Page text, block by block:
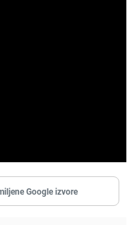
Google izvore